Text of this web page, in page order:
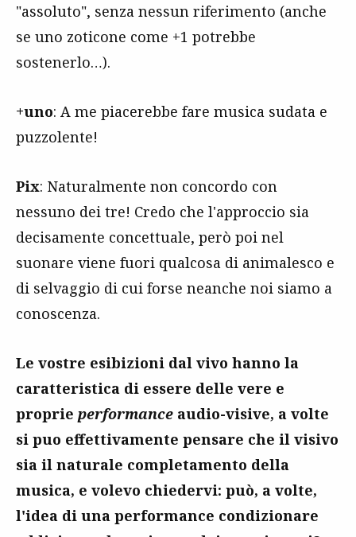
"assoluto", senza nessun riferimento (anche
se uno zoticone come +1 potrebbe
sostenerlo…).
+uno: A me piacerebbe fare musica sudata e
puzzolente!
Pix: Naturalmente non concordo con
nessuno dei tre! Credo che l'approccio sia
decisamente concettuale, però poi nel
suonare viene fuori qualcosa di animalesco e
di selvaggio di cui forse neanche noi siamo a
conoscenza.
Le vostre esibizioni dal vivo hanno la
caratteristica di essere delle vere e
proprie performance audio-visive, a volte
si puo effettivamente pensare che il visivo
sia il naturale completamento della
musica, e volevo chiedervi: può, a volte,
l'idea di una performance condizionare